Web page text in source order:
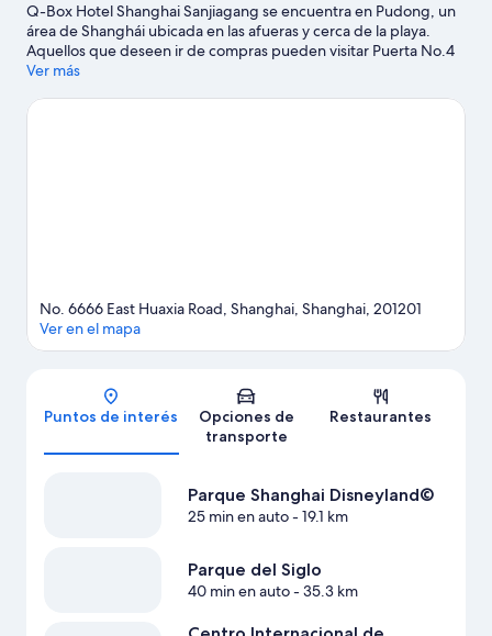
Q-Box Hotel Shanghai Sanjiagang se encuentra en Pudong, un
área de Shanghái ubicada en las afueras y cerca de la playa.
Aquellos que deseen ir de compras pueden visitar Puerta No.4
de Florentia Village y Yioulai Outlet Shanghai, mientras que
Áreas Turísticas Costeras de Shanghai Sanjia Port y Parque de
Ver más
Mapa
No. 6666 East Huaxia Road, Shanghai, Shanghai, 201201
Ver en el mapa
Puntos de interés
Opciones de
transporte
Restaurantes
Parque Shanghai Disneyland©
25 min en auto- 19.1 km
Parque del Siglo
40 min en auto- 35.3 km